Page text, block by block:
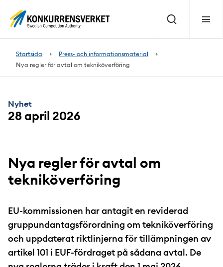
Sök Meny
Startsida
Press- och informationsmaterial
Nya regler för avtal om tekniköverföring
Nya regler för avtal om
tekniköverföring
EU-kommissionen har antagit en reviderad
gruppundantagsförordning om tekniköverföring
och uppdaterat riktlinjerna för tillämpningen av
artikel 101 i EUF-fördraget på sådana avtal. De
Nyhet
28 april 2026